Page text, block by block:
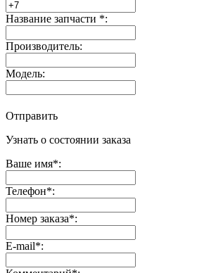
Название запчасти *:
Производитель:
Модель:
Отправить
Узнать о состоянии заказа
Ваше имя*:
Телефон*:
Номер заказа*:
E-mail*: